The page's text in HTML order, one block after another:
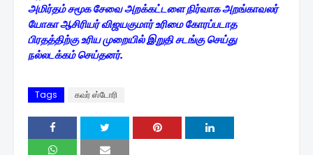
அமிர்தம் சமூக சேவை அறக்கட்டளை நிர்வாக அறங்காவலர்
யோகா ஆசிரியர் விஜயகுமார் உரிமை கோரப்படாத
பிரதத்திற்கு உரிய முறையில் இறுதி சடங்கு செய்து
நல்லடக்கம் செய்தனர்.
Tags கவர் ஸ்டோரி